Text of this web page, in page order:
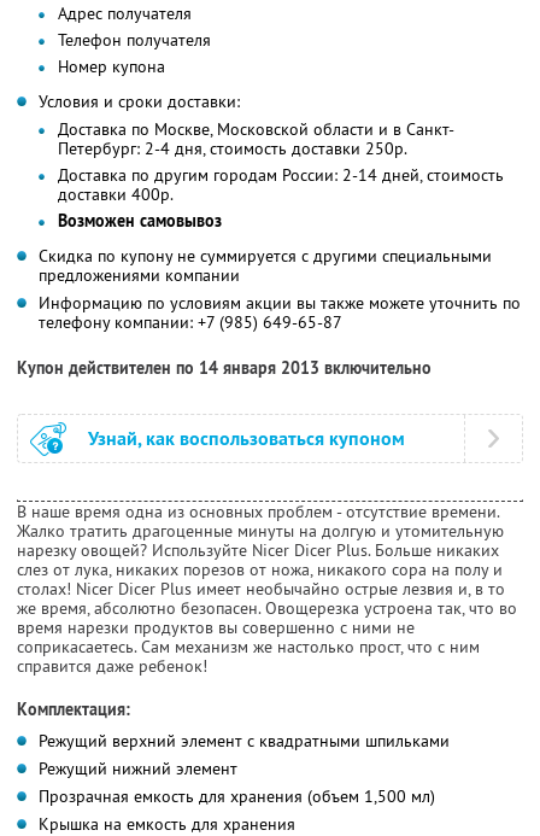
Адрес получателя
Телефон получателя
Номер купона
Условия и сроки доставки:
Доставка по Москве, Московской области и в Санкт-
Петербург: 2-4 дня, стоимость доставки 250р.
Доставка по другим городам России: 2-14 дней, стоимость
доставки 400р.
Возможен самовывоз
Скидка по купону не суммируется с другими специальными
предложениями компании
Информацию по условиям акции вы также можете уточнить по
телефону компании: +7 (985) 649-65-87
Купон действителен по 14 января 2013 включительно
Узнай, как воспользоваться купоном
В наше время одна из основных проблем - отсутствие времени.
Жалко тратить драгоценные минуты на долгую и утомительную
нарезку овощей? Используйте Nicer Dicer Plus. Больше никаких
слез от лука, никаких порезов от ножа, никакого сора на полу и
столах! Nicer Dicer Plus имеет необычайно острые лезвия и, в то
же время, абсолютно безопасен. Овощерезка устроена так, что во
время нарезки продуктов вы совершенно с ними не
соприкасаетесь. Сам механизм же настолько прост, что с ним
справится даже ребенок!
Комплектация:
Режущий верхний элемент с квадратными шпильками
Режущий нижний элемент
Прозрачная емкость для хранения (объем 1,500 мл)
Крышка на емкость для хранения